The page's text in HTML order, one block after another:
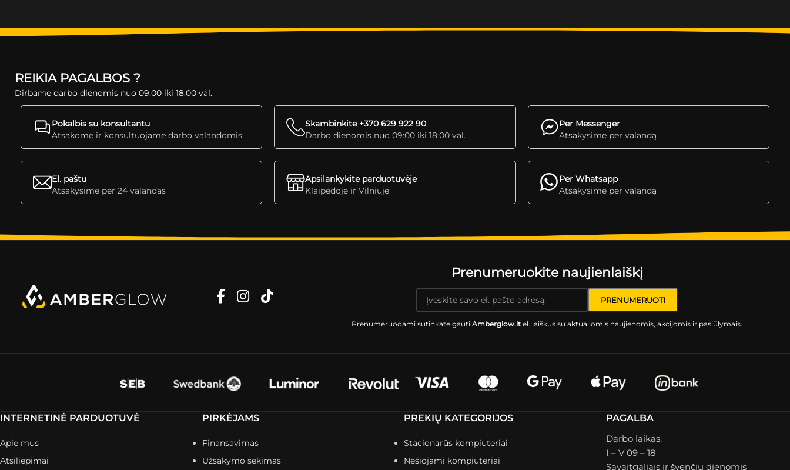
REIKIA PAGALBOS ?
Dirbame darbo dienomis nuo 09:00 iki 18:00 val.
Pokalbis su konsultantu
Atsakome ir konsultuojame darbo valandomis
Skambinkite +370 629 922 90
Darbo dienomis nuo 09:00 iki 18:00 val.
Per Messenger
Atsakysime per valandą
El. paštu
Atsakysime per 24 valandas
Apsilankykite parduotuvėje
Klaipėdoje ir Vilniuje
Per Whatsapp
Atsakysime per valandą
Prenumeruokite naujienlaiškį
Prenumeruodami sutinkate gautiAmberglow.lt el. laiškus su aktualiomis naujienomis, akcijomis ir pasiūlymais.
INTERNETINĖ PARDUOTUVĖ
Apie mus
Atsiliepimai
PIRKĖJAMS
Finansavimas
Užsakymo sekimas
PREKIŲ KATEGORIJOS
Stacionarūs kompiuteriai
Nešiojami kompiuteriai
PAGALBA
Darbo laikas:
I – V 09 – 18
Savaitgaliais ir švenčių dienomis